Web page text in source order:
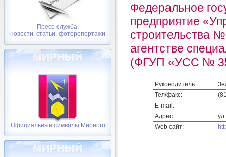
Пресс-служба:
новости, статьи, фоторепортажи
Официальные символы Мирного
Федеральное
предприятие
строительства
агентстве
(ФГУП «УСС № 35
Руководитель:
Тел/факс:
E-mail:
Адрес:
Web сайт: